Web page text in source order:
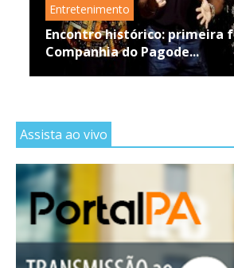
Entretenimento
Encontro histórico: primeira
Companhia do Pagode...
Assista ao vivo